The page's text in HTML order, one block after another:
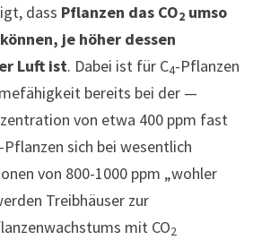
dass Pflanzen das CO2umso
je höher dessen
Luft ist. Dabei ist für C4-Pflanzen
bereits bei der —
von etwa 400 ppm fast
-Pflanzen sich bei wesentlich
von 800-1000 ppm „wohler
Treibhäuser zur
mit CO2